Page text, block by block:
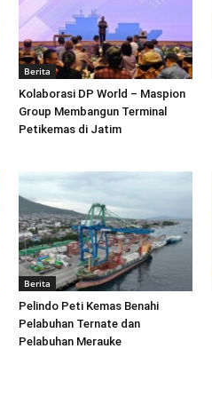
Berita
Kolaborasi DP World – Maspion
Group Membangun Terminal
Petikemas di Jatim
Berita
Pelindo Peti Kemas Benahi
Pelabuhan Ternate dan
Pelabuhan Merauke